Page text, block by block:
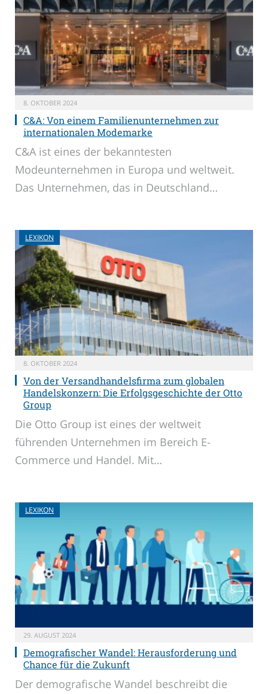
8. OKTOBER 2024
C&A: Von einem Familienunternehmen zur
internationalen Modemarke
C&A ist eines der bekanntesten
Modeunternehmen in Europa und weltweit.
Das Unternehmen, das in Deutschland…
LEXIKON
8. OKTOBER 2024
Von der Versandhandelsfirma zum globalen
Handelskonzern: Die Erfolgsgeschichte der Otto
Group
Die Otto Group ist eines der weltweit
führenden Unternehmen im Bereich E-
Commerce und Handel. Mit…
LEXIKON
29. AUGUST 2024
Demografischer Wandel: Herausforderung und
Chance für die Zukunft
Der demografische Wandel beschreibt die